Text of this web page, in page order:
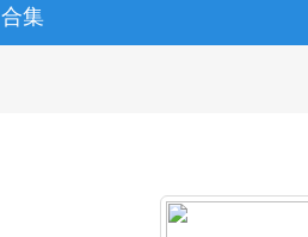
合集